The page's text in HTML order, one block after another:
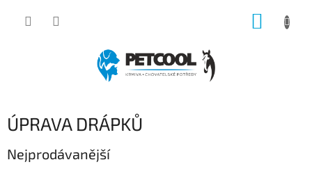
ÚPRAVA DRÁPKŮ
Nejprodávanější